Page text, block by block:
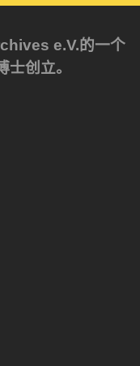
e.V.的一个
士创立。